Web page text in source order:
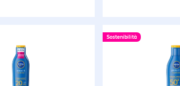
Sostenibilità